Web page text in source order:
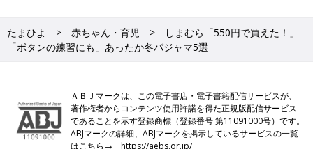
たまひよ 赤ちゃん・育児
しまむら「550円で買えた！」
「ボタンの練習にも」あったか冬パジャマ5選
ＡＢＪマークは、この電子書店・電子書籍配信サービスが、
著作権者からコンテンツ使用許諾を得た正規版配信サービス
であることを示す登録商標（登録番号 第11091000号）です。
ABJマークの詳細、ABJマークを掲示しているサービスの一覧
はこちら→https://aebs.or.jp/